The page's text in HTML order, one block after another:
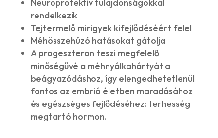
Neuroprotektív tulajdonságokkal
rendelkezik
Tejtermelő mirigyek kifejlődéséért felel
Méhösszehúzó hatásokat gátolja
A progeszteron teszi megfelelő
minőségűvé a méhnyálkahártyát a
beágyazódáshoz, így elengedhetetlenül
fontos az embrió életben maradásához
és egészséges fejlődéséhez: terhesség
megtartó hormon.